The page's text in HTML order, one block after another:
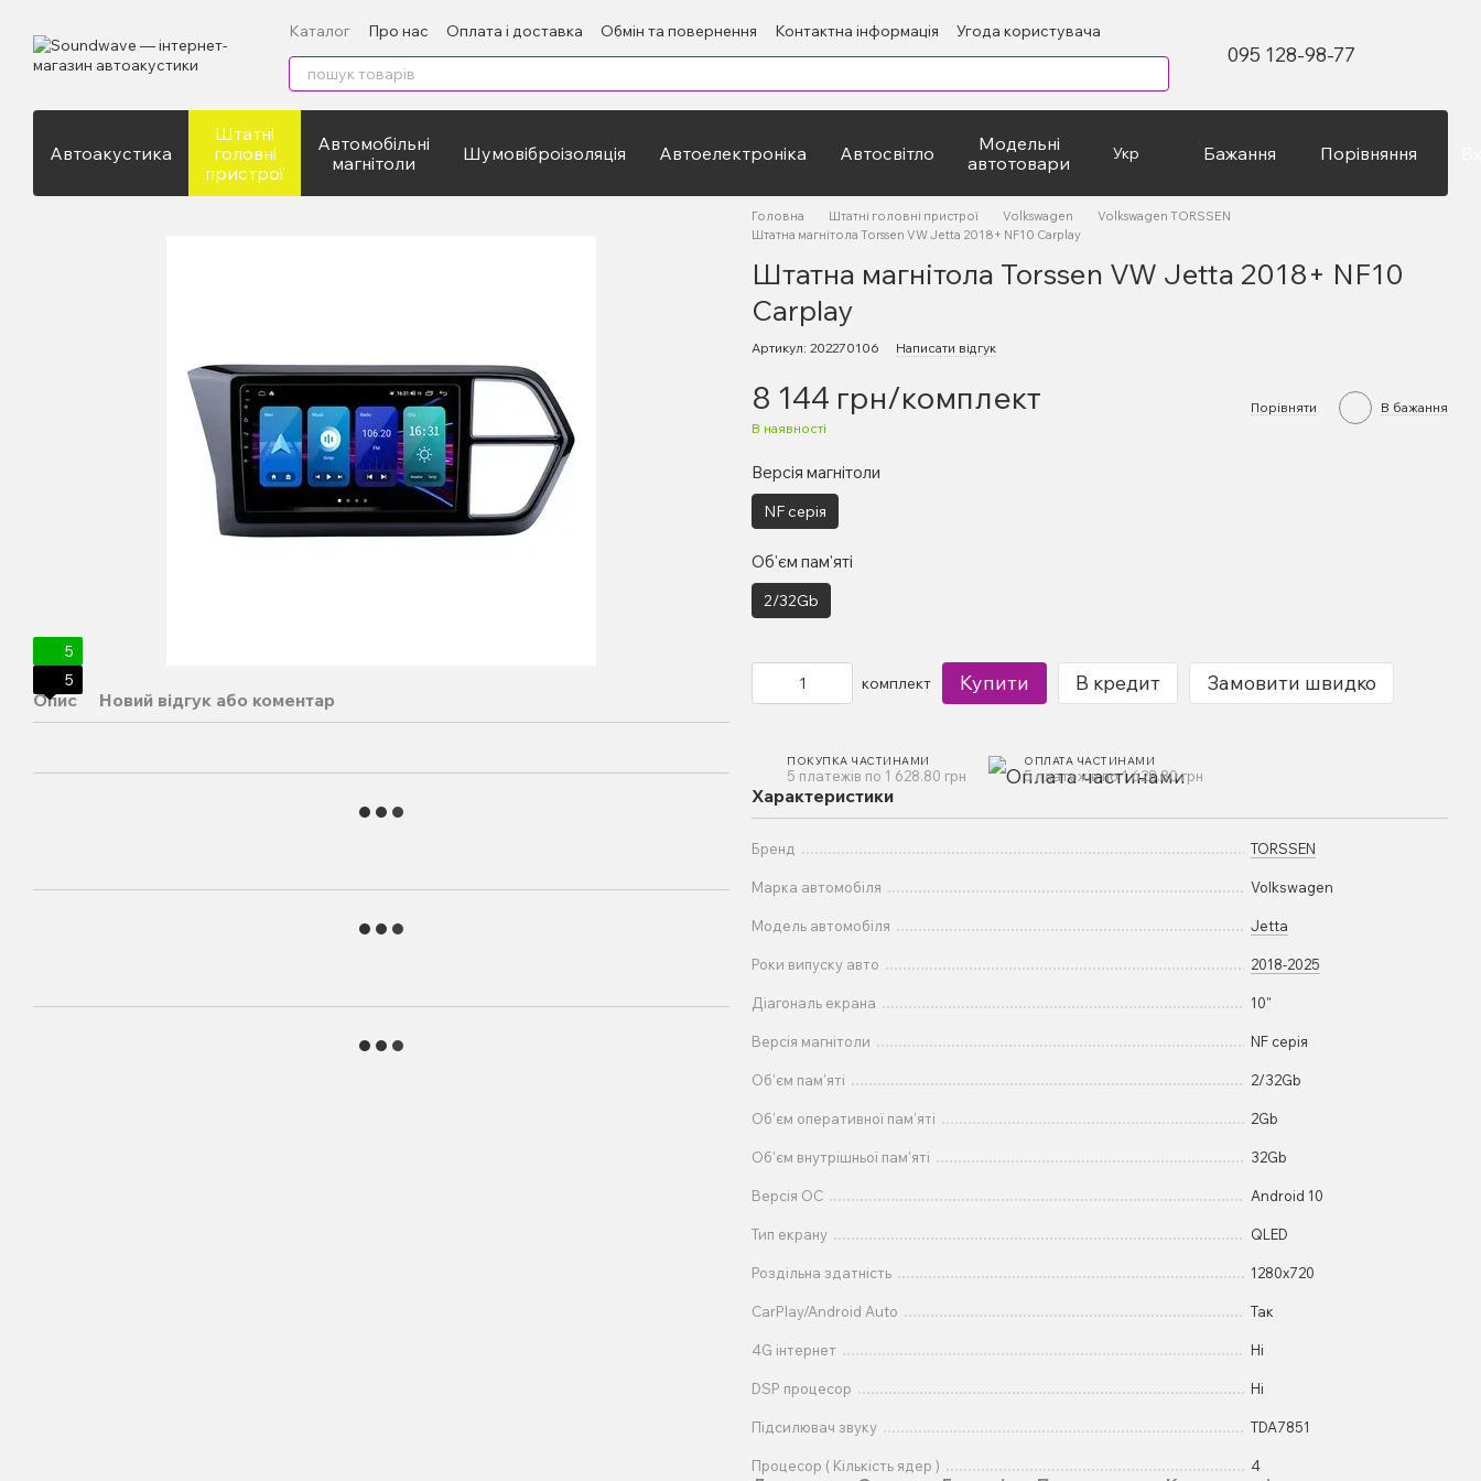
Каталог Про нас Оплата і доставка Обмін та повернення Контактна інформація Угода користувача
095 128-98-77
Автоакустика
Штатні
головні
пристрої
Автомобільні
магнітоли
Шумовіброізоляція Автоелектроніка Автосвітло
Модельні
автотовари
Укр Бажання Порівняння
5
5
Опис Новий відгук або коментар
Головна Штатні головні пристрої Volkswagen
Volkswagen TORSSEN
Штатна магнітола Torssen VW Jetta 2018+ NF10 Carplay
Штатна магнітола Torssen VW Jetta 2018+ NF10
Carplay
Артикул: 202270106 Написати відгук
8 144 грн/комплект
В наявності
Порівняти В бажання
Версія магнітоли
NF серія
Об'єм пам'яті
2/32Gb
комплект Купити В кредит Замовити швидко
ПОКУПКА ЧАСТИНАМИ
5 платежів по 1 628.80 грн
ОПЛАТА ЧАСТИНАМИ
5 платежів по 1 628.80 грн
Характеристики
Бренд TORSSEN
Марка автомобіля Volkswagen
Модель автомобіля Jetta
Роки випуску авто 2018-2025
Діагональ екрана 10"
Версія магнітоли NF серія
Об'єм пам'яті 2/32Gb
Об'єм оперативної пам'яті 2Gb
Об'єм внутрішньої пам'яті 32Gb
Версія ОС Android 10
Тип екрану QLED
Роздільна здатність 1280x720
CarPlay/Android Auto Так
4G інтернет Ні
DSP процесор Ні
Підсилювач звуку TDA7851
Процесор ( Кількість ядер ) 4